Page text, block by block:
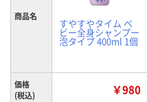
商品名
すやすやタイム ベ
ビー全身シャンプー
泡タイプ 400ml 1個
価格
(税込)
￥980